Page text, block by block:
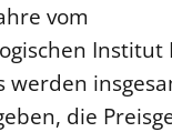
vom
Institut
werden
die